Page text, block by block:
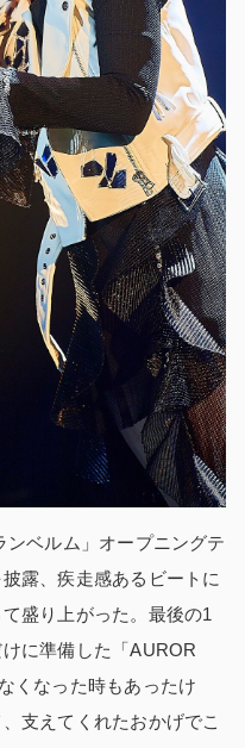
ベルム」オープニングテ
露、疾走感あるビートに
盛り上がった。最後の1
に準備した「AUROR
くなった時もあったけ
支えてくれたおかげでこ